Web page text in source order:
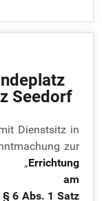
Seedorf
Dienstsitz in
zur
„Errichtung
am
6 Abs. 1 Satz